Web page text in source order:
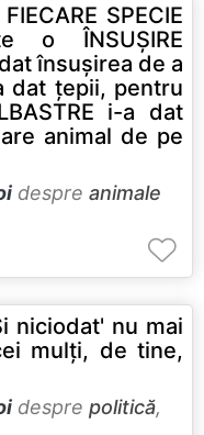
SPECIE
o ÎNSUŞIRE
însuşirea de a
dat ţepii, pentru
i-a dat
animal de pe
despre animale
niciodat' nu mai
mulţi, de tine,
despre politică,